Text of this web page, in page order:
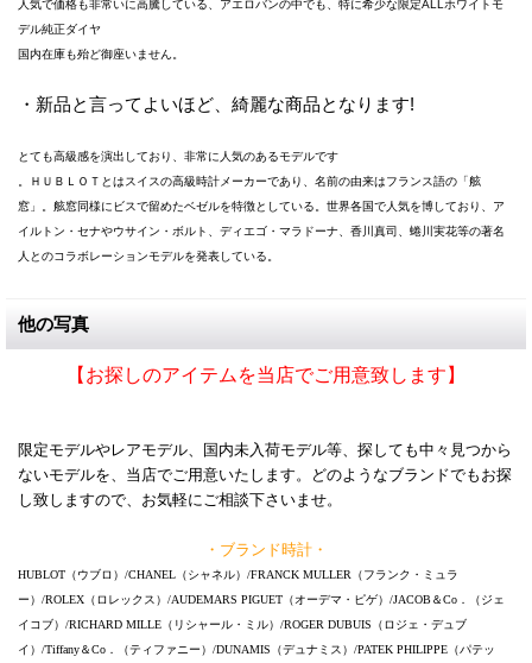
人気で価格も非常いに高騰している、アエロバンの中でも、特に希少な限定ALLホワイトモ
デル純正ダイヤ
国内在庫も殆ど御座いません。
・新品と言ってよいほど、綺麗な商品となります!
とても高級感を演出しており、非常に人気のあるモデルです
。ＨＵＢＬＯＴとはスイスの高級時計メーカーであり、名前の由来はフランス語の「舷
窓」。舷窓同様にビスで留めたベゼルを特徴としている。世界各国で人気を博しており、ア
イルトン・セナやウサイン・ボルト、ディエゴ・マラドーナ、香川真司、蜷川実花等の著名
人とのコラボレーションモデルを発表している。
他の写真
【お探しのアイテムを当店でご用意致します】
限定モデルやレアモデル、国内未入荷モデル等、探しても中々見つから
ないモデルを、当店でご用意いたします。どのようなブランドでもお探
し致しますので、お気軽にご相談下さいませ。
・ブランド時計・
HUBLOT（ウブロ）/CHANEL（シャネル）/FRANCK MULLER（フランク・ミュラ
ー）/ROLEX（ロレックス）/AUDEMARS PIGUET（オーデマ・ピゲ）/JACOB＆Co．（ジェ
イコブ）/RICHARD MILLE（リシャール・ミル）/ROGER DUBUIS（ロジェ・デュブ
イ）/Tiffany＆Co．（ティファニー）/DUNAMIS（デュナミス）/PATEK PHILIPPE（パテッ